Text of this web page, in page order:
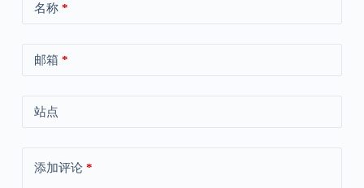
名称*
邮箱 *
站点
添加评论*